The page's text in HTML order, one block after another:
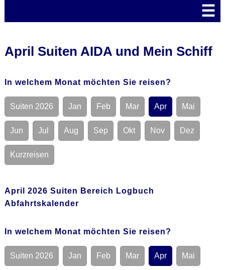
☰
April Suiten AIDA und Mein Schiff
In welchem Monat möchten Sie reisen?
Suiten 2026 Jan Feb Mar Apr Mai
Jun Jul Aug Sep Okt Nov Dez
Kurzreisen
April 2026 Suiten Bereich Logbuch
Abfahrtskalender
In welchem Monat möchten Sie reisen?
Suiten 2026 Jan Feb Mar Apr Mai